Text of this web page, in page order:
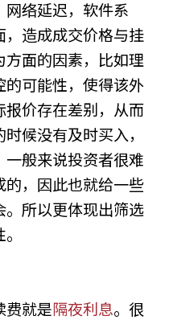
网络延迟，软件系
造成成交价格与挂
方面的因素，比如理
可能性，使得该外
报价存在差别，从而
候没有及时买入，
般来说投资者很难
的，因此也就给一些
。所以更体现出筛选
费就是隔夜利息。很